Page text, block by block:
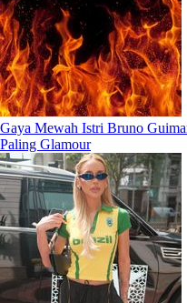
Gaya Mewah Istri Bruno
Paling Glamour